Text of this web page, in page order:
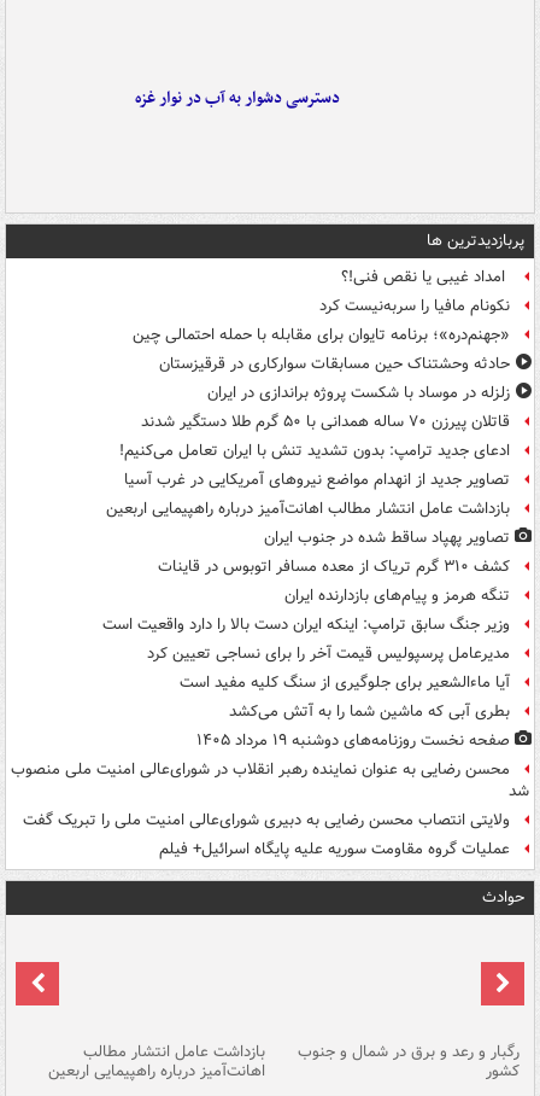
دسترسی دشوار به آب در نوار غزه
پربازدیدترین ها
امداد غیبی یا نقص فنی!؟
نکونام مافیا را سربه‌نیست کرد
«جهنم‌دره»؛ برنامه تایوان برای مقابله با حمله احتمالی چین
حادثه وحشتناک حین مسابقات سوارکاری در قرقیزستان
زلزله در موساد با شکست پروژه براندازی در ایران
قاتلان پیرزن ۷۰ ساله همدانی با ۵۰ گرم طلا دستگیر شدند
ادعای جدید ترامپ: بدون تشدید تنش با ایران تعامل می‌کنیم!
تصاویر جدید از انهدام مواضع نیروهای آمریکایی در غرب آسیا
بازداشت عامل انتشار مطالب اهانت‌آمیز درباره راهپیمایی اربعین
تصاویر پهپاد ساقط شده در جنوب ایران
کشف ۳۱۰ گرم تریاک از معده مسافر اتوبوس در قاینات
تنگه هرمز و پیام‌های بازدارنده ایران
وزیر جنگ سابق ترامپ: اینکه ایران دست بالا را دارد واقعیت است
مدیرعامل پرسپولیس قیمت آخر را برای نساجی تعیین کرد
آیا ماءالشعیر برای جلوگیری از سنگ کلیه مفید است
بطری آبی که ماشین شما را به آتش می‌کشد
صفحه نخست روزنامه‌های دوشنبه ۱۹ مرداد ۱۴۰۵
محسن رضایی به عنوان نماینده رهبر انقلاب در شورای‌عالی امنیت ملی منصوب
شد
ولایتی انتصاب محسن رضایی به دبیری شورای‌عالی امنیت ملی را تبریک گفت
عملیات گروه مقاومت سوریه علیه پایگاه اسرائیل+ فیلم
حوادث
رگبار و رعد و برق در شمال و جنوب
کشور
بازداشت عامل انتشار مطالب
اهانت‌آمیز درباره راهپیمایی اربعین